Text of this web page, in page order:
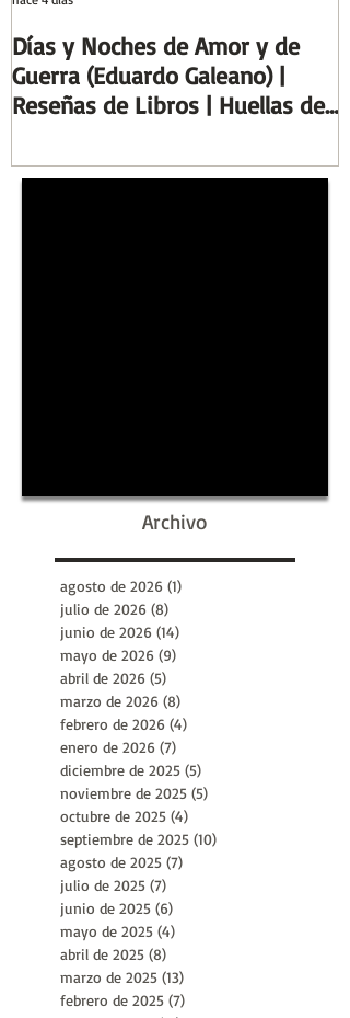
Días y Noches de Amor y de
Guerra (Eduardo Galeano) |
la Historia
hace 4 días
Archivo
agosto de 2026 (1)
julio de 2026 (8)8 entradas
junio de 2026 (14)
mayo de 2026 (9)9 entradas
abril de 2026 (5) 5 entradas
marzo de 2026 (8)
febrero de 2026 (4)4 entradas
enero de 2026 (7)7 entradas
diciembre de 2025 (5)
noviembre de 2025 (5)5 entradas
octubre de 2025 (4)
septiembre de 2025
agosto de 2025 (7)
julio de 2025 (7)7 entradas
junio de 2025 (6)
mayo de 2025 (4)4 entradas
abril de 2025 (8) 8 entradas